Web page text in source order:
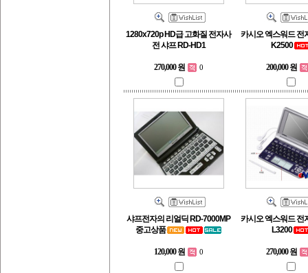
1280x720p HD급 고화질 전자사
전 샤프 RD-HD1
270,000 원 0
카시오 엑스워드 전
K2500
200,000 원
샤프전자의 리얼딕 RD-7000MP
중고상품
120,000 원 0
카시오 엑스워드 전
L3200
270,000 원